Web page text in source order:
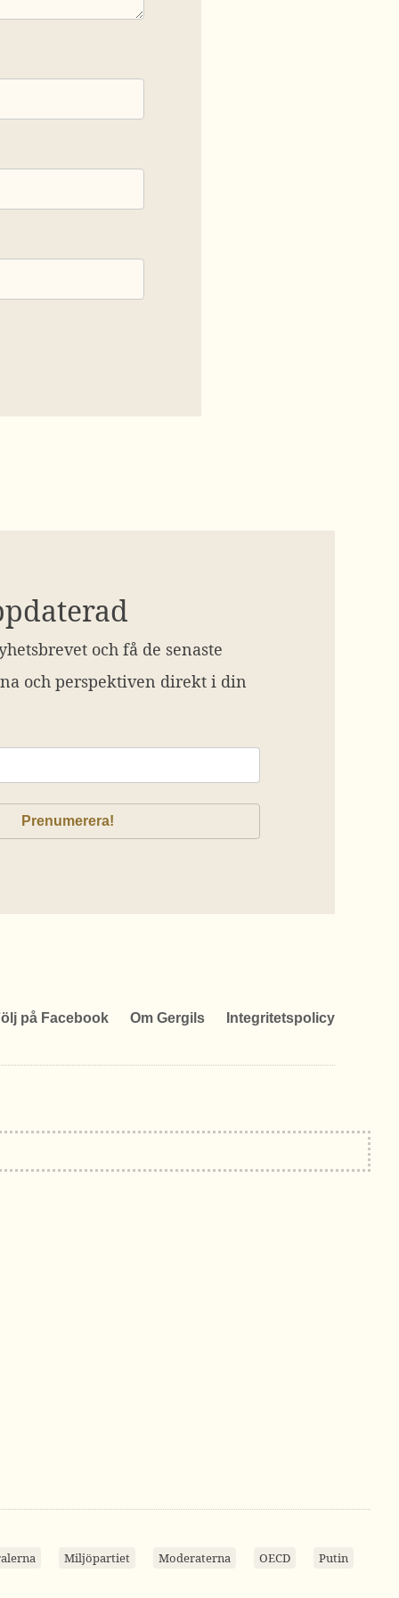
och få de senaste
och perspektiven direkt i din
på Facebook Om Gergils Integritetspolicy
Miljöpartiet Moderaterna OECD Putin